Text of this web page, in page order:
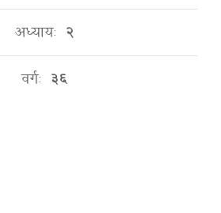
अध्यायः २
वर्गः ३६